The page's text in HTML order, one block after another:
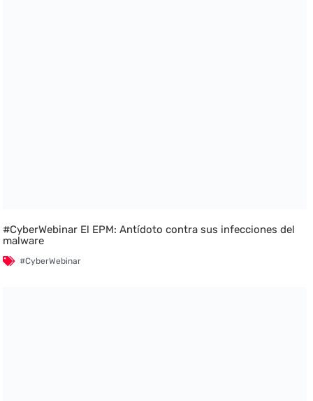
#CyberWebinar El EPM: Antídoto contra sus infecciones del
malware
#CyberWebinar